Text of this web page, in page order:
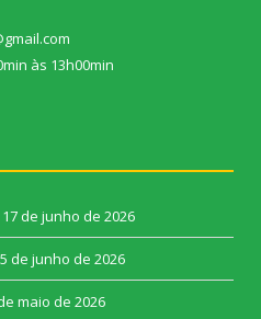
às 13h00min
17 de junho de 2026
de junho de 2026
maio de 2026